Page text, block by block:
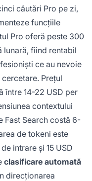
căutări Pro pe zi,
funcțiile
Pro oferă peste 300
lunară, fiind rentabil
ce au nevoie
Prețul
între 14-22 USD per
contextului
Fast Search costă 6-
de tokeni este
intrare și 15 USD
clasificare automată
direcționarea